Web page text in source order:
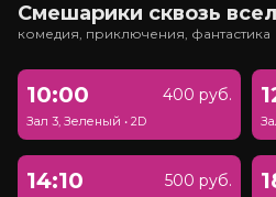
Смешарики сквозь
комедия, приключения, фантастика
10:00 400 руб.
Зал 3, Зеленый • 2D
14:10 500 руб.